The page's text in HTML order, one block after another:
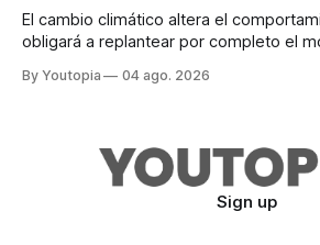
El cambio climático altera el
obligará a replantear por completo el
By Youtopia 04 ago. 2026
Sign up